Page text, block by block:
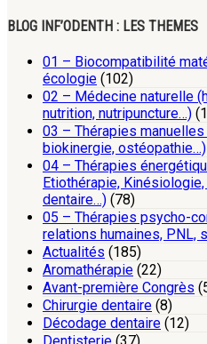
BLOG INF’ODENTH : LES THEMES
01 – Biocompatibilité
écologie (102)
02 – Médecine naturelle
nutrition, nutripuncture…)
03 – Thérapies
biokinergie, ostéopathie…)
04 – Thérapies
Etiothérapie,
dentaire…) (78)
05 – Thérapies psycho-
relations humaines, PNL,
Actualités (185)
Aromathérapie (22)
Avant-première Congrès
Chirurgie dentaire (8)
Décodage dentaire (12)